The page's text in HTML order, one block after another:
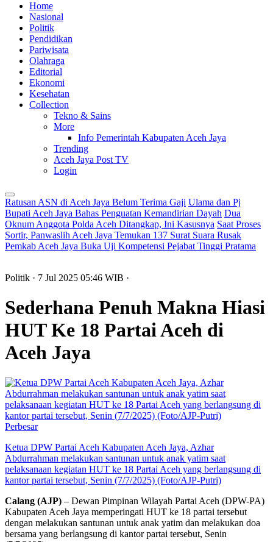
Home
Nasional
Politik
Pendidikan
Pariwisata
Olahraga
Editorial
Ekonomi
Kesehatan
Collection
Tekno & Sains
More
Info Pemerintah Kabupaten Aceh Jaya
Trending
Aceh Jaya Post TV
Login
Ratusan ASN di Aceh Jaya Belum Terima Gaji Ulama dan Pj
Bupati Aceh Jaya Bahas Penguatan Kemandirian Dayah Dua
Oknum Anggota Polda Aceh Ditangkap, Ini Kasusnya Saat Proses
Sortir, Panwaslih Aceh Jaya Temukan 137 Surat Suara Rusak
Pemkab Aceh Jaya Buka Uji Kompetensi Pejabat Tinggi Pratama
Politik · 7 Jul 2025 05:46 WIB ·
Sederhana Penuh Makna Hiasi
HUT Ke 18 Partai Aceh di
Aceh Jaya
Perbesar
Ketua DPW Partai Aceh Kabupaten Aceh Jaya, Azhar
Abdurrahman melakukan santunan untuk anak yatim saat
pelaksanaan kegiatan HUT ke 18 Partai Aceh yang berlangsung di
kantor partai tersebut, Senin (7/7/2025) (Foto/AJP-Putri)
Calang (AJP) – Dewan Pimpinan Wilayah Partai Aceh (DPW-PA)
Kabupaten Aceh Jaya memperingati HUT ke 18 partai tersebut
dengan melakukan santunan untuk anak yatim dan melakukan doa
bersama yang berlangsung di kantor partai tersebut, Senin